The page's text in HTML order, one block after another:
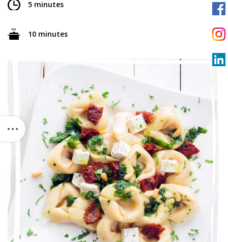
5 minutes
10 minutes